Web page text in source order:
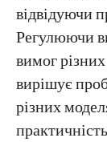
відвідуючи
Регулюючи
вимог
вирішує
різних